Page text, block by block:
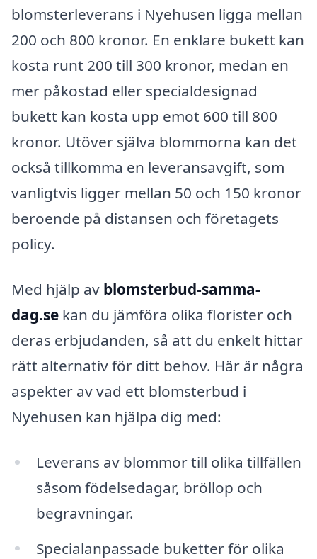
blomsterleverans i Nyehusen ligga mellan
200 och 800 kronor. En enklare bukett kan
kosta runt 200 till 300 kronor, medan en
mer påkostad eller specialdesignad
bukett kan kosta upp emot 600 till 800
kronor. Utöver själva blommorna kan det
också tillkomma en leveransavgift, som
vanligtvis ligger mellan 50 och 150 kronor
beroende på distansen och företagets
policy.
Med hjälp av blomsterbud-samma-
dag.se kan du jämföra olika florister och
deras erbjudanden, så att du enkelt hittar
rätt alternativ för ditt behov. Här är några
aspekter av vad ett blomsterbud i
Nyehusen kan hjälpa dig med:
Leverans av blommor till olika tillfällen
såsom födelsedagar, bröllop och
begravningar.
Specialanpassade buketter för olika